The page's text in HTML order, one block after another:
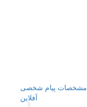
مشخصات پیام شخصی
آفلاين